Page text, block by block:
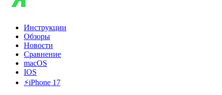
Инструкции
Обзоры
Новости
Сравнение
macOS
IOS
⚡️iPhone 17